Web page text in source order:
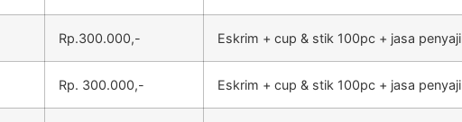
Rp.300.000,- Eskrim + cup & stik 100pc + jasa penyaji
Rp. 300.000,- Eskrim + cup & stik 100pc + jasa penyaji